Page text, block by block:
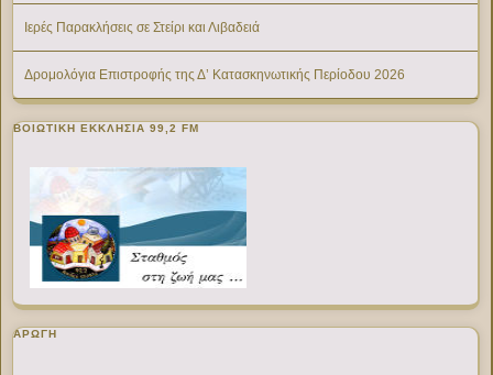
Ιερές Παρακλήσεις σε Στείρι και Λιβαδειά
Δρομολόγια Επιστροφής της Δ’ Κατασκηνωτικής Περίοδου 2026
ΒΟΙΩΤΙΚΉ ΕΚΚΛΗΣΊΑ 99,2 FM
ΑΡΩΓΗ